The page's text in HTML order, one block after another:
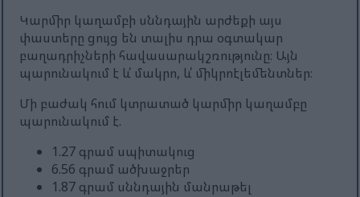
Կարմիր կաղամբի սննդային արժեքի այս
փաստերը ցույց են տալիս դրա օգտակար
բաղադրիչների հավասարակշռությունը։ Այն
պարունակում է և՛ մակրո, և՛ միկրոէլեմենտներ։
Մի բաժակ հում կտրատած կարմիր կաղամբը
պարունակում է.
1.27 գրամ սպիտակուց
6.56 գրամ ածխաջրեր
1.87 գրամ սննդային մանրաթել